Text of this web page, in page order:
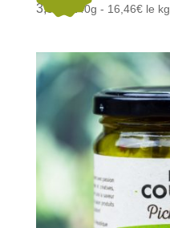
3,95 /240g - 16,46€ le kg